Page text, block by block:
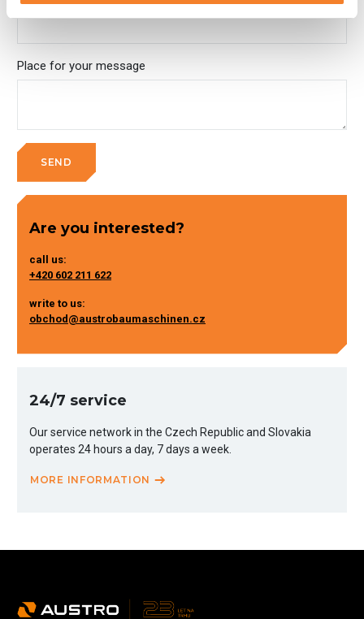
Place for your message
Are you interested?
call us:
+420 602 211 622
write to us:
obchod@austrobaumaschinen.cz
24/7 service
Our service network in the Czech Republic and Slovakia
operates 24 hours a day, 7 days a week.
MORE INFORMATION